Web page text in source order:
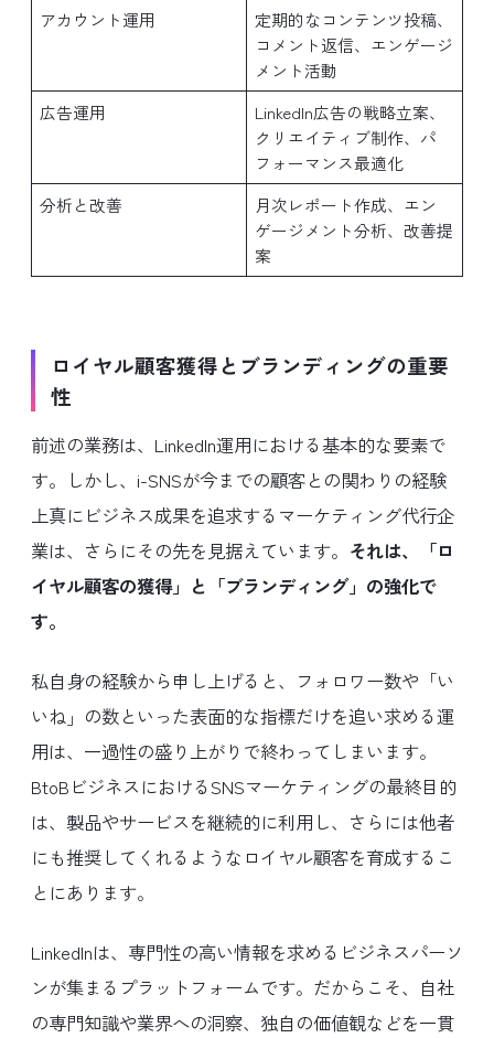
アカウント運用
定期的なコンテンツ投稿、
コメント返信、エンゲージ
メント活動
広告運用
LinkedIn広告の戦略立案、
クリエイティブ制作、パ
フォーマンス最適化
分析と改善
月次レポート作成、エン
ゲージメント分析、改善提
案
ロイヤル顧客獲得とブランディングの重要
性
前述の業務は、LinkedIn運用における基本的な要素で
す。しかし、i-SNSが今までの顧客との関わりの経験
上真にビジネス成果を追求するマーケティング代行企
業は、さらにその先を見据えています。 それは、「ロ
イヤル顧客の獲得」と「ブランディング」の強化で
す。
私自身の経験から申し上げると、フォロワー数や「い
いね」の数といった表面的な指標だけを追い求める運
用は、一過性の盛り上がりで終わってしまいます。
BtoBビジネスにおけるSNSマーケティングの最終目的
は、製品やサービスを継続的に利用し、さらには他者
にも推奨してくれるようなロイヤル顧客を育成するこ
とにあります。
LinkedInは、専門性の高い情報を求めるビジネスパーソ
ンが集まるプラットフォームです。だからこそ、自社
の専門知識や業界への洞察、独自の価値観などを一貫